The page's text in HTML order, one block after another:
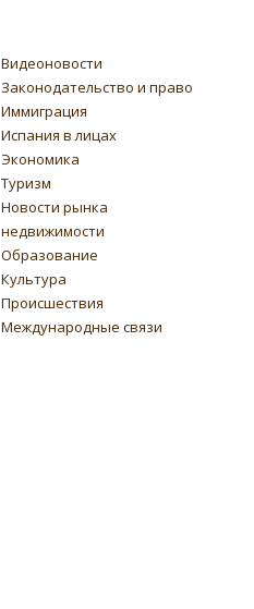
Видеоновости
Законодательство и право
Иммиграция
Испания в лицах
Экономика
Туризм
Новости рынка
недвижимости
Образование
Культура
Происшествия
Международные связи